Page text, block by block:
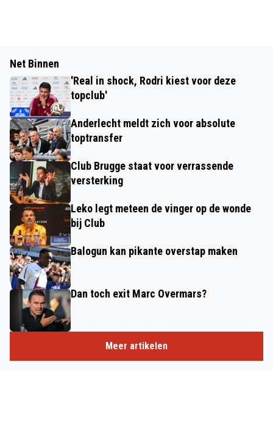
Net Binnen
'Real in shock, Rodri kiest voor deze
topclub'
Anderlecht meldt zich voor absolute
toptransfer
Club Brugge staat voor verrassende
versterking
Leko legt meteen de vinger op de wonde
bij Club
Balogun kan pikante overstap maken
Dan toch exit Marc Overmars?
Meer artikelen